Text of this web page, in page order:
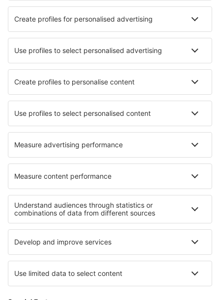
Přečtěte si více
Garance nejnižší ceny
Mobilní aplikace
Letecké společnosti
Ryanair
Wizz Air
easyJet
Lufthansa
O eSky
Všeobecné podmínky
Moje rezervace
Politika ochrany soukromí
Podpora a kontakt